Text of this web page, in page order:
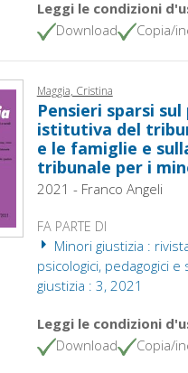
Leggi le condizioni
Download
Copia/
Maggia, Cristina
Pensieri sparsi
istitutiva del
e le famiglie e
tribunale per i
2021 - Franco Angeli
FA PARTE DI
Minori giustizia :
psicologici, pedagogici
giustizia : 3, 2021
Leggi le condizioni
Download
Copia/